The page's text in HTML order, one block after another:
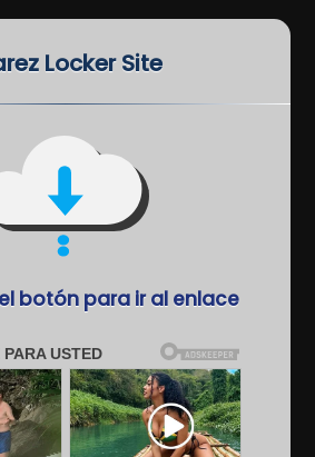
Locker Site
botón para ir al enlace